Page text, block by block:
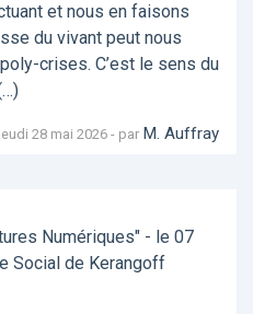
et nous en faisons
du vivant peut nous
crises. C’est le sens du
28 mai 2026 - par M. Auffray
Numériques" - le 07
Social de Kerangoff